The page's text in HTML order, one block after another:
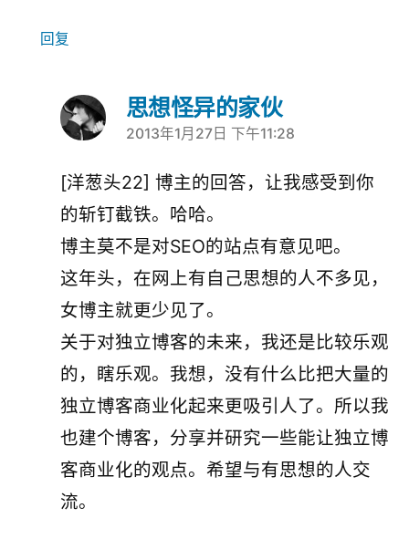
回复
思想怪异的家伙
说：
2013年1月27日 下午11:28
[洋葱头22] 博主的回答，让我感受到你
的斩钉截铁。哈哈。
博主莫不是对SEO的站点有意见吧。
这年头，在网上有自己思想的人不多见，
女博主就更少见了。
关于对独立博客的未来，我还是比较乐观
的，瞎乐观。我想，没有什么比把大量的
独立博客商业化起来更吸引人了。所以我
也建个博客，分享并研究一些能让独立博
客商业化的观点。希望与有思想的人交
流。